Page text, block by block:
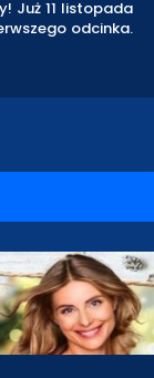
Już 11 listopada
odcinka.